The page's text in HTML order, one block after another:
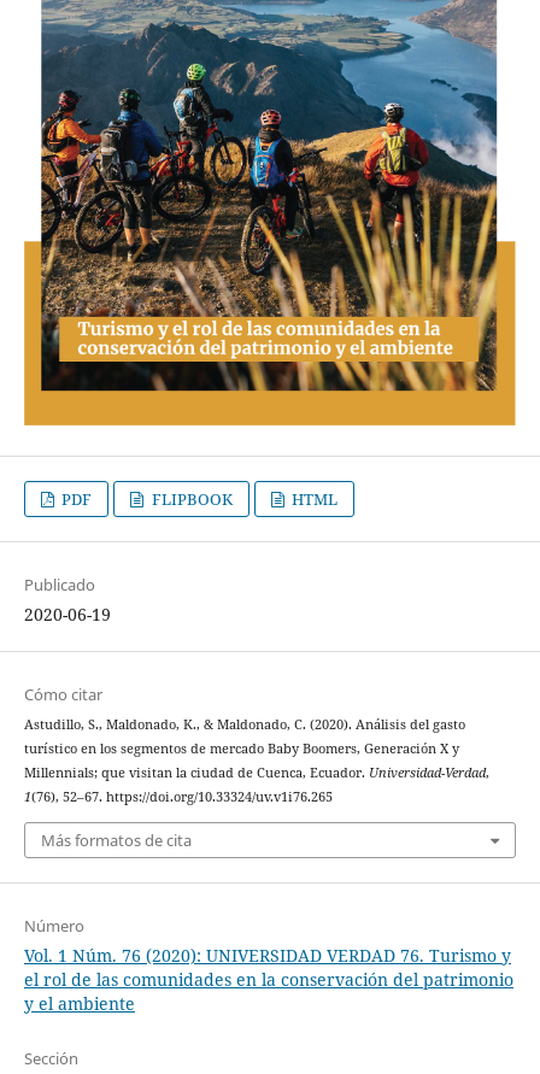
PDF FLIPBOOK HTML
Publicado
2020-06-19
Cómo citar
Astudillo, S., Maldonado, K., & Maldonado, C. (2020). Análisis del gasto
turístico en los segmentos de mercado Baby Boomers, Generación X y
Millennials; que visitan la ciudad de Cuenca, Ecuador. Universidad-Verdad,
1(76), 52–67. https://doi.org/10.33324/uv.v1i76.265
Más formatos de cita
Número
Vol. 1 Núm. 76 (2020): UNIVERSIDAD VERDAD 76. Turismo y
el rol de las comunidades en la conservación del patrimonio
y el ambiente
Sección